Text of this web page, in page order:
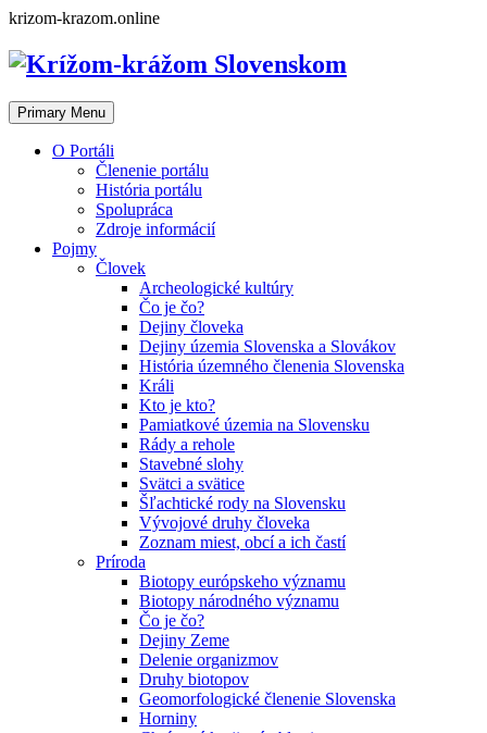
Skip
content
krizom-krazom.online
Primary Menu
O Portáli
Členenie portálu
História portálu
Spolupráca
Zdroje informácií
Pojmy
Človek
Archeologické kultúry
Čo je čo?
Dejiny človeka
Dejiny územia Slovenska a Slovákov
História územného členenia Slovenska
Králi
Kto je kto?
Pamiatkové územia na Slovensku
Rády a rehole
Stavebné slohy
Svätci a svätice
Šľachtické rody na Slovensku
Vývojové druhy človeka
Zoznam miest, obcí a ich častí
Príroda
Biotopy európskeho významu
Biotopy národného významu
Čo je čo?
Dejiny Zeme
Delenie organizmov
Druhy biotopov
Geomorfologické členenie Slovenska
Horniny